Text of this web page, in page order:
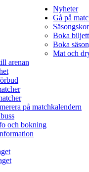
Nyheter
Gå på
Boka biljett
Boka
Mat och
arenan
på matchkalendern
och bokning